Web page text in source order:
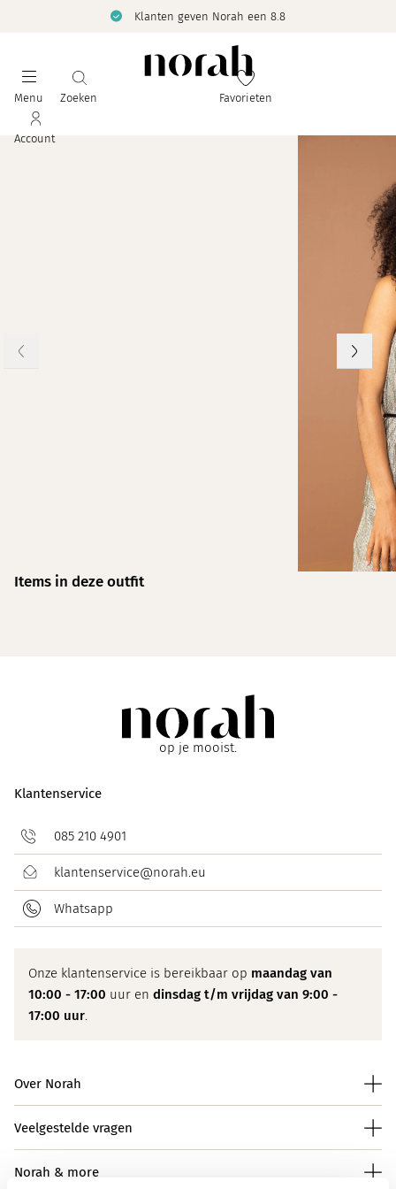
Klanten geven Norah een 8.8
Menu Zoeken Favorieten
Account
Items in deze outfit
op je mooist.
Klantenservice
085 210 4901
klantenservice@norah.eu
Whatsapp
Onze klantenservice is bereikbaar op maandag van
10:00 - 17:00 uur en dinsdag t/m vrijdag van 9:00 -
17:00 uur.
Over Norah
Veelgestelde vragen
Norah & more